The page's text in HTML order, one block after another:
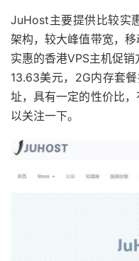
JuHost主要提供比较实
架构，较大峰值带宽，
实惠的香港VPS主机促
13.63美元，2G内存套
址，具有一定的性价比
以关注一下。